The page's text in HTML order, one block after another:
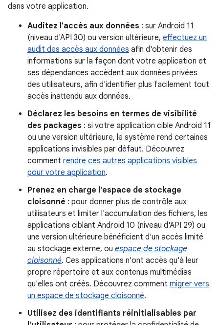
dans votre application.
Auditez l'accès aux données : sur Android 11
(niveau d'API 30) ou version ultérieure, effectuez un
audit des accès aux données afin d'obtenir des
informations sur la façon dont votre application et
ses dépendances accèdent aux données privées
des utilisateurs, afin d'identifier plus facilement tout
accès inattendu aux données.
Déclarez les besoins en termes de visibilité
des packages : si votre application cible Android 11
ou une version ultérieure, le système rend certaines
applications invisibles par défaut. Découvrez
comment rendre ces autres applications visibles
pour votre application.
Prenez en charge l'espace de stockage
cloisonné : pour donner plus de contrôle aux
utilisateurs et limiter l'accumulation des fichiers, les
applications ciblant Android 10 (niveau d'API 29) ou
une version ultérieure bénéficient d'un accès limité
au stockage externe, ou espace de stockage
cloisonné. Ces applications n'ont accès qu'à leur
propre répertoire et aux contenus multimédias
qu'elles ont créés. Découvrez comment migrer vers
un espace de stockage cloisonné.
Utilisez des identifiants réinitialisables par